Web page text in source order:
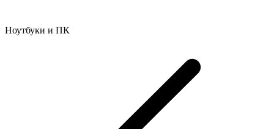
Ноутбуки и ПК